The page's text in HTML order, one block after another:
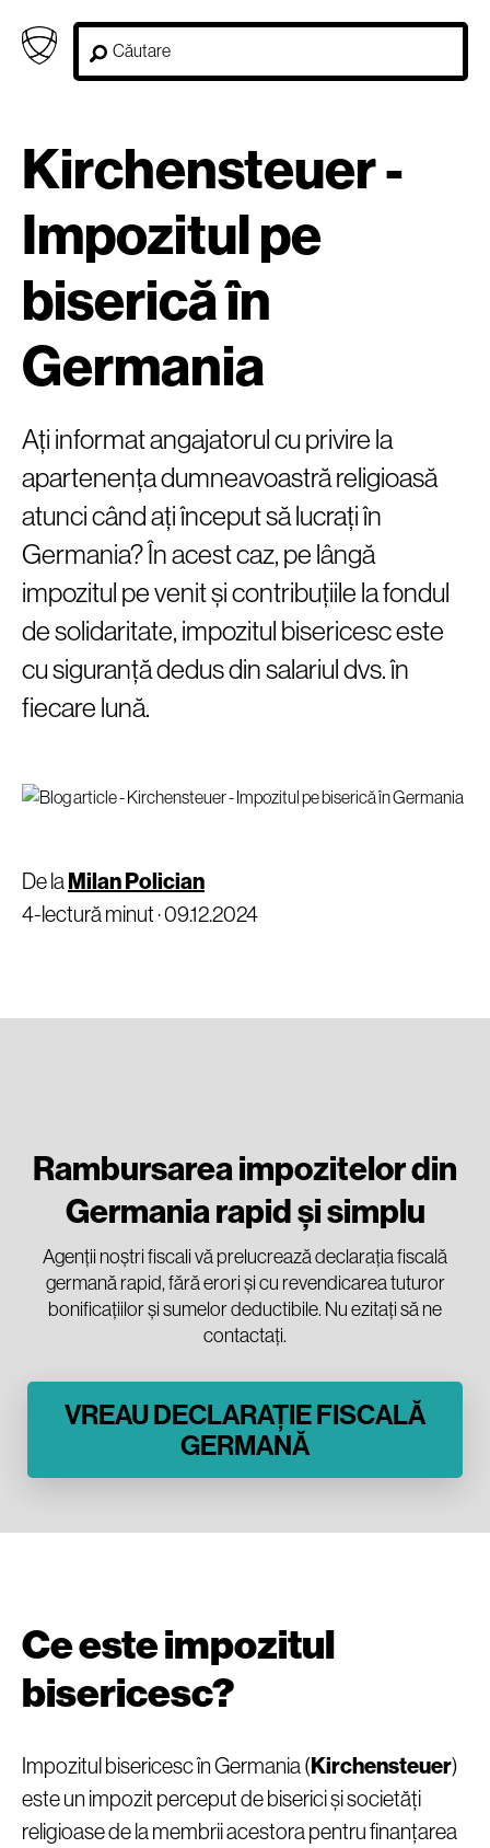
Kirchensteuer -
Impozitul pe
biserică în
Germania
Ați informat angajatorul cu privire la
apartenența dumneavoastră religioasă
atunci când ați început să lucrați în
Germania? În acest caz, pe lângă
impozitul pe venit și contribuțiile la fondul
de solidaritate, impozitul bisericesc este
cu siguranță dedus din salariul dvs. în
fiecare lună.
De la Milan Polician
4-lectură minut ·09.12.2024
Rambursarea impozitelor din
Germania rapid și simplu
Agenții noștri fiscali vă prelucrează declarația fiscală
germană rapid, fără erori și cu revendicarea tuturor
bonificațiilor și sumelor deductibile. Nu ezitați să ne
contactați.
VREAU DECLARAȚIE FISCALĂ
GERMANĂ
Ce este impozitul
bisericesc?
Impozitul bisericesc în Germania (Kirchensteuer)
este un impozit perceput de biserici și societăți
religioase de la membrii acestora pentru finanțarea